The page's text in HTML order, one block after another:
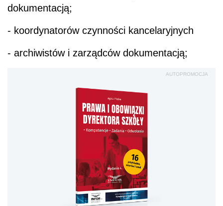
dokumentacją;
- koordynatorów czynności kancelaryjnych
- archiwistów i zarządców dokumentacją;
AUTOPROMOCJA